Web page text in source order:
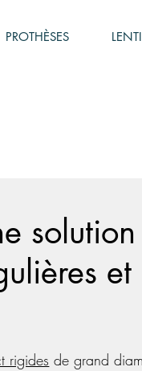
PROTHÈSES
et
rigides de grand